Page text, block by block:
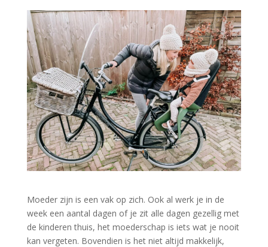
Moeder zijn is een vak op zich. Ook al werk je in de
week een aantal dagen of je zit alle dagen gezellig met
de kinderen thuis, het moederschap is iets wat je nooit
kan vergeten. Bovendien is het niet altijd makkelijk,